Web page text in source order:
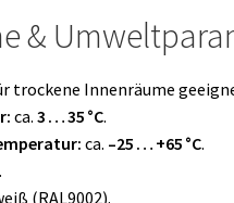
&
trockene Innenräume
ca. 3 … 35 °C.
ca. –25 … +65 °C.
(RAL9002).